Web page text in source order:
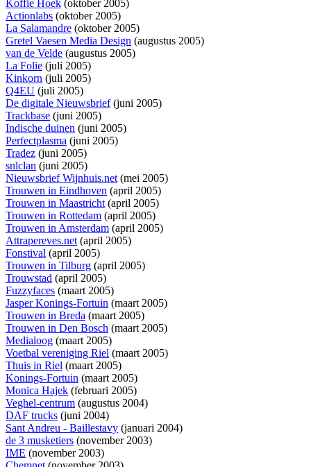
Koffie Hoek (oktober 2005)
Actionlabs (oktober 2005)
La Salamandre (oktober 2005)
Gretel Vaesen Media Design (augustus 2005)
van de Velde (augustus 2005)
La Folie (juli 2005)
Kinkorn (juli 2005)
Q4EU (juli 2005)
De digitale Nieuwsbrief(juni 2005)
Trackbase (juni 2005)
Indische duinen (juni 2005)
Perfectplasma (juni 2005)
Tradez (juni 2005)
snlclan (juni 2005)
Nieuwsbrief Wijnhuis.net(mei 2005)
Trouwen in Eindhoven (april 2005)
Trouwen in Maastricht(april 2005)
Trouwen in Rottedam (april 2005)
Trouwen in Amsterdam (april 2005)
Attrapereves.net(april 2005)
Fonstival (april 2005)
Trouwen in Tilburg (april 2005)
Trouwstad (april 2005)
Fuzzyfaces (maart 2005)
Jasper Konings-Fortuin (maart 2005)
Trouwen in Breda (maart 2005)
Trouwen in Den Bosch (maart 2005)
Medialoog (maart 2005)
Voetbal vereniging Riel (maart 2005)
Thuis in Riel (maart 2005)
Konings-Fortuin (maart 2005)
Monica Hajek (februari 2005)
Veghel-centrum (augustus 2004)
DAF trucks (juni 2004)
Sant Andreu - Baillestavy (januari 2004)
de 3 musketiers (november 2003)
IME (november 2003)